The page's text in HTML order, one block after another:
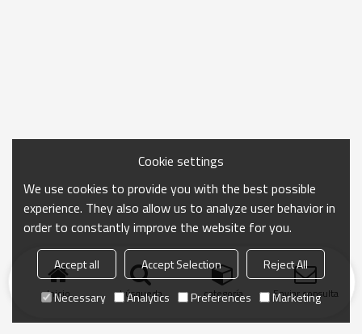
Inicio búsqueda categoría Enviar consulta
Cookie settings
We use cookies to provide you with the best possible
experience. They also allow us to analyze user behavior in
order to constantly improve the website for you.
Accept all Accept Selection
Reject All
Necessary
Analytics Preferences Marketing